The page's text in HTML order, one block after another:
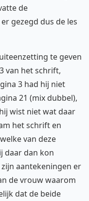
de
gezegd dus de les
te geven
van het schrift,
3 had hij niet
21 (mix dubbel),
wist niet wat daar
het schrift en
van deze
daar dan kon
aantekeningen er
de vrouw waarom
dat de beide